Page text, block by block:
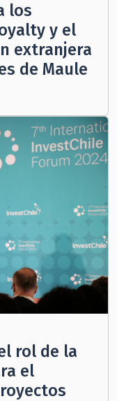
los
y el
extranjera
de Maule
rol de la
el